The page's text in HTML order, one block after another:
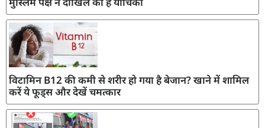
विटामिन B12 की कमी से शरीर हो गया है बेजान? खाने में शामिल
करें ये फूड्स और देखें चमत्कार